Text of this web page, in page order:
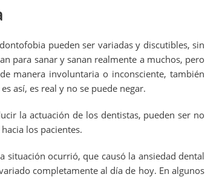
pueden ser variadas y discutibles, sin
para sanar y sanan realmente a muchos, pero
manera involuntaria o inconsciente, también
así, es real y no se puede negar.
la actuación de los dentistas, pueden ser no
los pacientes.
situación ocurrió, que causó la ansiedad dental
completamente al día de hoy. En algunos